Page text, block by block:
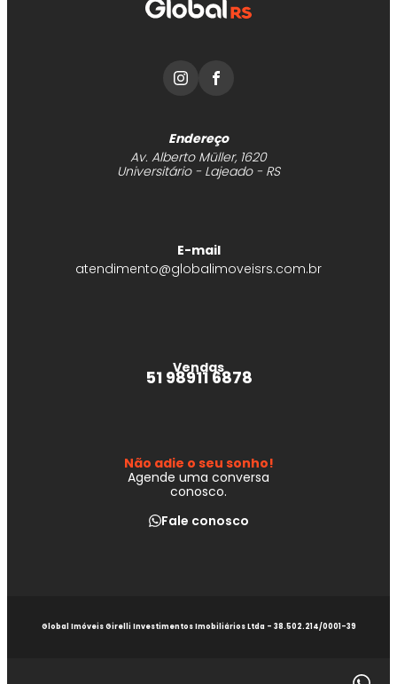
Endereço
Av. Alberto Müller, 1620
Universitário - Lajeado - RS
E-mail
atendimento@globalimoveisrs.com.br
Vendas
51 98911 6878
Não adie o seu sonho!
Agende uma conversa
conosco.
Fale conosco
Global Imóveis Girelli Investimentos Imobiliários Ltda - 38.502.214/0001-39